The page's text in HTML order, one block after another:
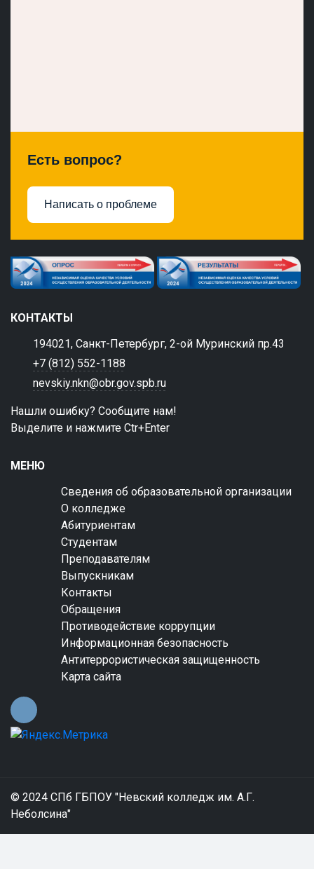
Есть вопрос?
Написать о проблеме
КОНТАКТЫ
194021, Санкт-Петербург, 2-ой Муринский пр.43
+7 (812) 552-1188
nevskiy.nkn@obr.gov.spb.ru
Нашли ошибку? Сообщите нам!
Выделите и нажмите Ctr+Enter
МЕНЮ
Сведения об образовательной организации
О колледже
Абитуриентам
Студентам
Преподавателям
Выпускникам
Контакты
Обращения
Противодействие коррупции
Информационная безопасность
Антитеррористическая защищенность
Карта сайта
© 2024 СПб ГБПОУ "Невский колледж им. А.Г.
Неболсина"